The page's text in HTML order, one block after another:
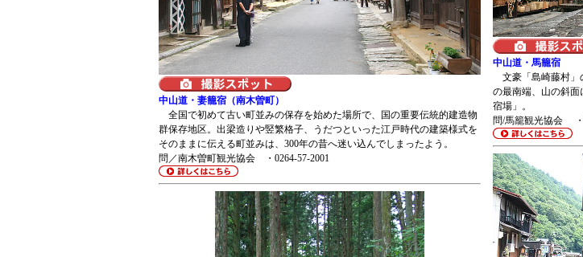
中山道・妻籠宿（南木曽町）
全国で初めて古い町並みの保存を始めた場所で、国の重要伝統的建造物
群保存地区。出梁造りや竪繁格子、うだつといった江戸時代の建築様式を
そのままに伝える町並みは、300年の昔へ迷い込んでしまったよう。
問／南木曽町観光協会 ・0264-57-2001
中山道・馬籠宿
文豪「島崎藤村」
の最南端、山の斜面
宿場」。
問/馬籠観光協会 ・